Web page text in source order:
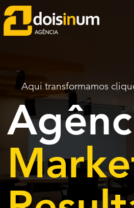
Aqui transformamos